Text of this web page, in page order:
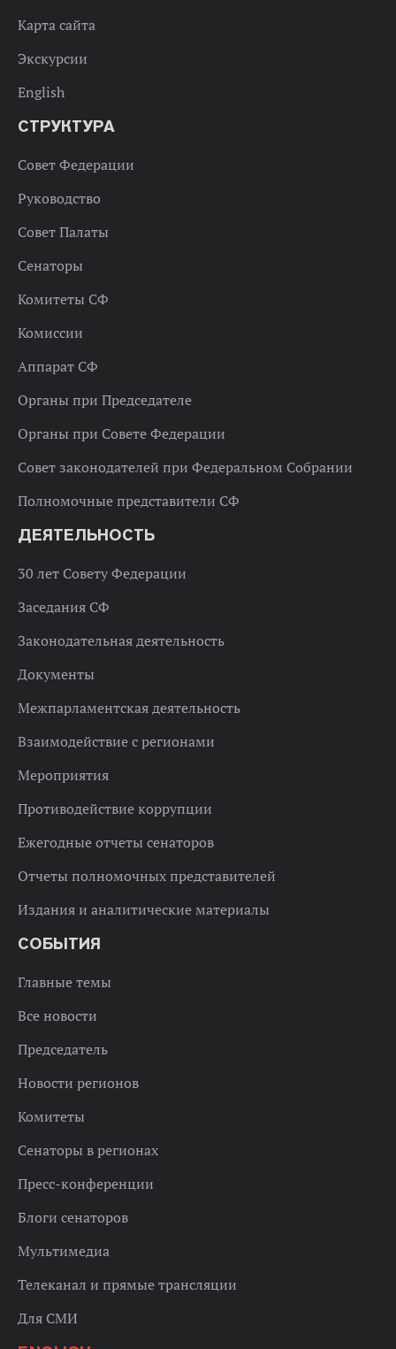
Карта сайта
Экскурсии
English
СТРУКТУРА
Совет Федерации
Руководство
Совет Палаты
Сенаторы
Комитеты СФ
Комиссии
Аппарат СФ
Органы при Председателе
Органы при Совете Федерации
Совет законодателей при Федеральном Собрании
Полномочные представители СФ
ДЕЯТЕЛЬНОСТЬ
30 лет Совету Федерации
Заседания СФ
Законодательная деятельность
Документы
Межпарламентская деятельность
Взаимодействие с регионами
Мероприятия
Противодействие коррупции
Ежегодные отчеты сенаторов
Отчеты полномочных представителей
Издания и аналитические материалы
СОБЫТИЯ
Главные темы
Все новости
Председатель
Новости регионов
Комитеты
Сенаторы в регионах
Пресс-конференции
Блоги сенаторов
Мультимедиа
Телеканал и прямые трансляции
Для СМИ